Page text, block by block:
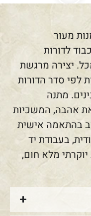
מעור
לדורות
יצירה מרגשת
לפי סדר הדורות
מתנה
אהבה, המשכיות
בהתאמה אישית
בעבודת יד
יוקרתי מלא חום,